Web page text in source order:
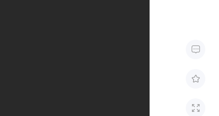


